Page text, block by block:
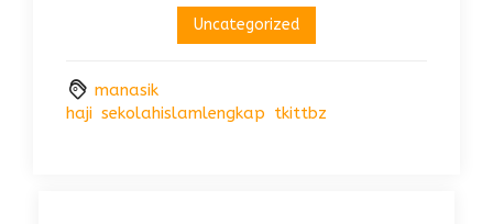
Uncategorized
manasik
haji sekolahislamlengkap tkittbz